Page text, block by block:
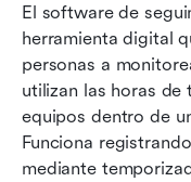
El software de
herramienta digital
personas a
utilizan las horas
equipos dentro de
Funciona
mediante